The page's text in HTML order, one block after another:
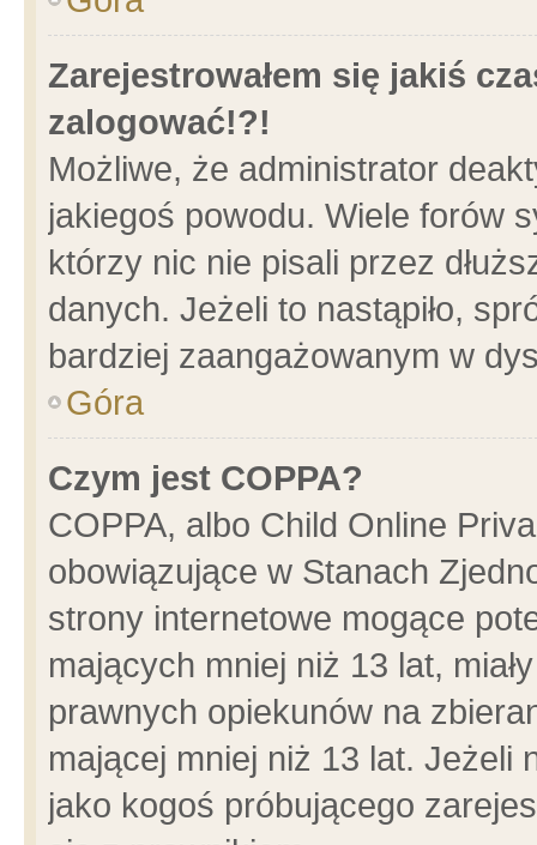
Zarejestrowałem się jakiś
zalogować!?!
Możliwe, że administrator
jakiegoś powodu. Wiele forów
którzy nic nie pisali przez
danych. Jeżeli to nastąpiło,
bardziej zaangażowanym w
Góra
Czym jest COPPA?
COPPA, albo Child Online
obowiązujące w Stanach
strony internetowe mogące
mających mniej niż 13 lat,
prawnych opiekunów na
mającej mniej niż 13 lat. Jeżeli
jako kogoś próbującego